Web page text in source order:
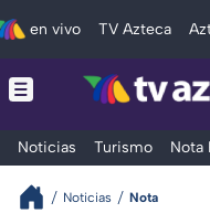
en vivo TV Azteca
Noticias Turismo Nota
Noticias Nota